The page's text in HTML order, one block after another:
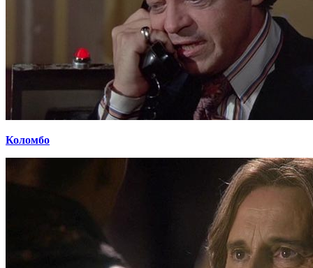
Коломбо